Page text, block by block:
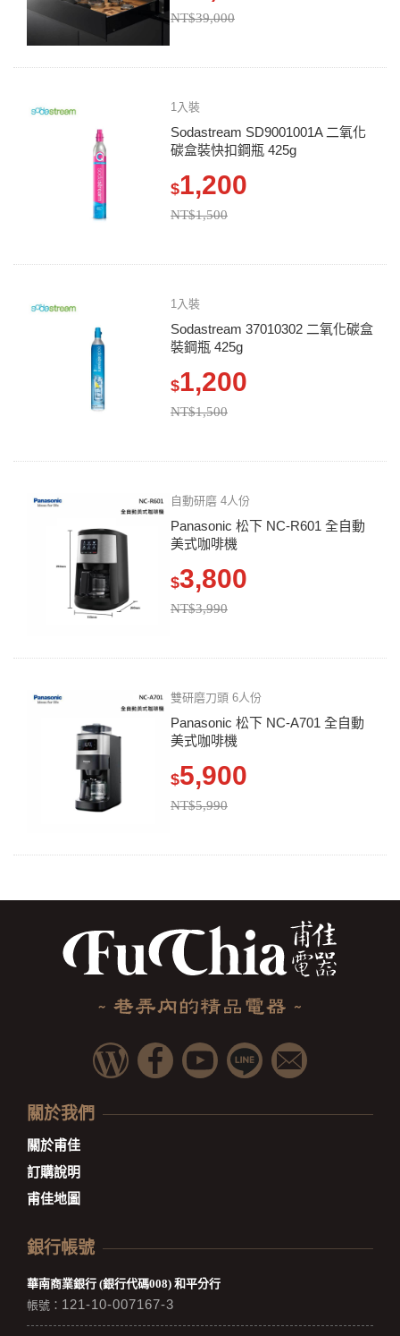
NT$39,000
1入裝
Sodastream SD9001001A 二氧化
碳盒裝快扣鋼瓶 425g
$1,200
NT$1,500
1入裝
Sodastream 37010302 二氧化碳盒
裝鋼瓶 425g
$1,200
NT$1,500
自動研磨 4人份
Panasonic 松下 NC-R601 全自動
美式咖啡機
$3,800
NT$3,990
雙研磨刀頭 6人份
Panasonic 松下 NC-A701 全自動
美式咖啡機
$5,900
NT$5,990
關於我們
關於甫佳
訂購說明
甫佳地圖
銀行帳號
華南商業銀行 (銀行代碼008) 和平分行
帳號： 121-10-007167-3